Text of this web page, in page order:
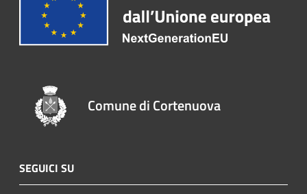
Comune di Cortenuova
SEGUICI SU